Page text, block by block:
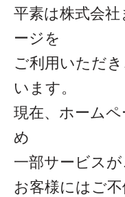
平素は株式会
ージを
ご利用いただ
います。
現在、ホーム
め
一部サービス
お客様にはご